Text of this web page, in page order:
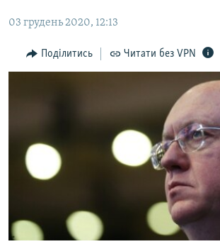
до
ІНТЕРВ'Ю
ВСЕ ЗА ДЕНЬ
ВІДЕОУРОКИ «ELIFBE»
СВІДЧЕННЯ ОКУПАЦІЇ
ІНФОГРАФІКА
Русский
Qırımtatar
03 грудень 2020, 12:13
Поділитись Читати без VPN